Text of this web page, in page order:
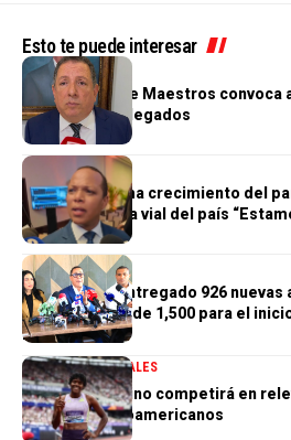
Esto te puede interesar
GENERALES
Cooperativa de Maestros convoca
General de Delegados
GENERALES
Morrison afirma crecimiento del
infraestructura vial del país
GENERALES
Gobierno ha entregado 926 nuevas
alcanzar meta de 1,500 para el
2027
DEPORTESGENERALES
Marileidy Paulino competirá en
Juegos Centroamericanos